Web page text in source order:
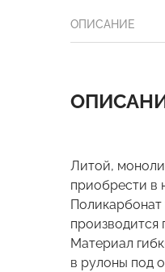
ОПИСАНИЕ
Литой,
приобрести в
Материал
в рулоны под